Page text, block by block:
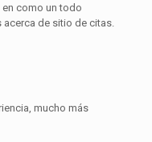
como un todo
de sitio de citas.
mucho más